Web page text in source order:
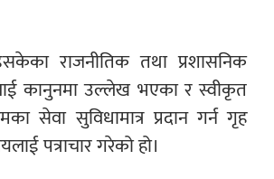
राजनीतिक तथा प्रशासनिक
कानुनमा उल्लेख भएका र स्वीकृत
सेवा सुविधामात्र प्रदान गर्न गृह
पत्राचार गरेको हो।